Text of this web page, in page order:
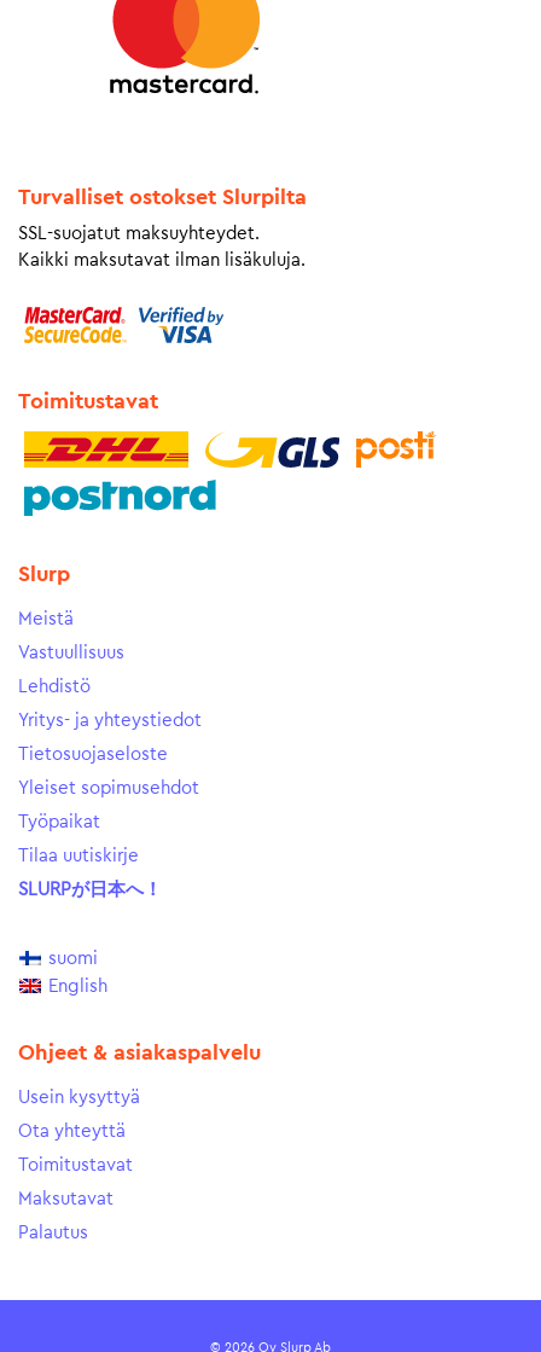
Turvalliset ostokset Slurpilta
SSL-suojatut maksuyhteydet.
Kaikki maksutavat ilman lisäkuluja.
Toimitustavat
Slurp
Meistä
Vastuullisuus
Lehdistö
Yritys- ja yhteystiedot
Tietosuojaseloste
Yleiset sopimusehdot
Työpaikat
Tilaa uutiskirje
SLURPが日本へ！
suomi
English
Ohjeet & asiakaspalvelu
Usein kysyttyä
Ota yhteyttä
Toimitustavat
Maksutavat
Palautus
© 2026 Oy Slurp Ab